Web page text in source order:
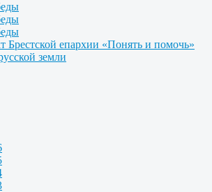
епархии «Понять и помочь»
земли